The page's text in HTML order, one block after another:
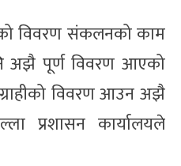
विवरण संकलनको काम
अझै पूर्ण विवरण आएको
विवरण आउन अझै
प्रशासन कार्यालयले